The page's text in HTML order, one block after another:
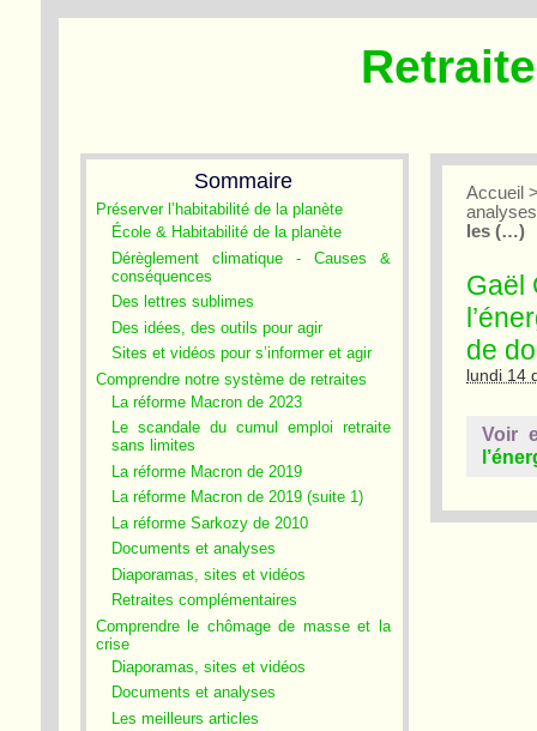
Sommaire
Préserver l’habitabilité de la planète
École & Habitabilité de la planète
Dérèglement climatique - Causes &
conséquences
Des lettres sublimes
Des idées, des outils pour agir
Sites et vidéos pour s’informer et agir
Comprendre notre système de retraites
La réforme Macron de 2023
Le scandale du cumul emploi retraite
sans limites
La réforme Macron de 2019
La réforme Macron de 2019 (suite 1)
La réforme Sarkozy de 2010
Documents et analyses
Diaporamas, sites et vidéos
Retraites complémentaires
Comprendre le chômage de masse et la
crise
Diaporamas, sites et vidéos
Documents et analyses
Les meilleurs articles
Accueil
analyses
les (…)
Gaël
de
lundi 14
Voir